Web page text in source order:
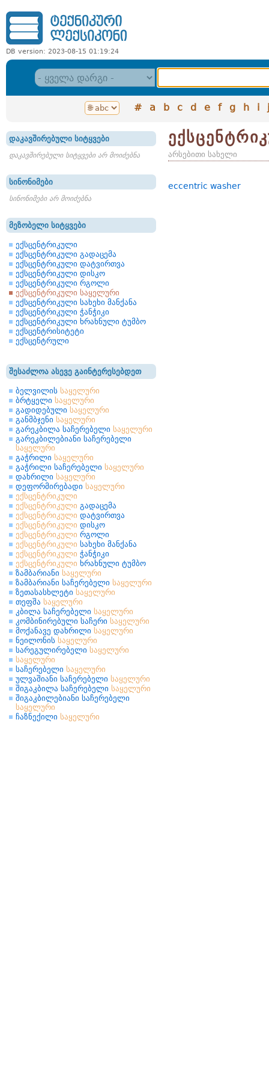
DB version: 2023-08-15 01:19:24
# a b c d e f g h i j
დაკავშირებული სიტყვები
დაკავშირებული სიტყვები არ მოიძებნა
სინონიმები
სინონიმები არ მოიძებნა
მეზობელი სიტყვები
ექსცენტრიკული
ექსცენტრიკული გადაცემა
ექსცენტრიკული დატვირთვა
ექსცენტრიკული დისკო
ექსცენტრიკული რგოლი
ექსცენტრიკული საყელური
ექსცენტრიკული სახეხი მანქანა
ექსცენტრიკული ჭანჭიკი
ექსცენტრიკული ხრახნული ტუმბო
ექსცენტრისიტეტი
ექსცენტრული
შესაძლოა ასევე გაინტერესებდეთ
ბელვილის საყელური
ბრტყელი საყელური
გადიდებული საყელური
განმბჯენი საყელური
გარეკბილა საჩერებელი საყელური
გარეკბილებიანი საჩერებელი
საყელური
გაჭრილი საყელური
გაჭრილი საჩერებელი საყელური
დახრილი საყელური
დეფორმირებადი საყელური
ექსცენტრიკული
ექსცენტრიკული გადაცემა
ექსცენტრიკული დატვირთვა
ექსცენტრიკული დისკო
ექსცენტრიკული რგოლი
ექსცენტრიკული სახეხი მანქანა
ექსცენტრიკული ჭანჭიკი
ექსცენტრიკული ხრახნული ტუმბო
ზამბარიანი საყელური
ზამბარიანი საჩერებელი საყელური
ზეთასასხლეტი საყელური
თეფშა საყელური
კბილა საჩერებელი საყელური
კომბინირებული საჩერი საყელური
მოქანავე დახრილი საყელური
ნეილონის საყელური
სარეგულირებელი საყელური
საყელური
საჩერებელი საყელური
ულვაშიანი საჩერებელი საყელური
შიგაკბილა საჩერებელი საყელური
შიგაკბილებიანი საჩერებელი
საყელური
ჩაზნექილი საყელური
არსებითი სახელი
eccentric washer